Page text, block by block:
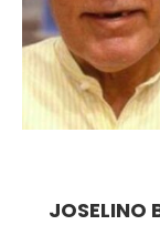
JOSELINO